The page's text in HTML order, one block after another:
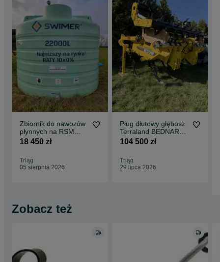
Zbiornik do nawozów
płynnych na RSM
Swimer Trank 22000l
18 450 zł
Trląg
05 sierpnia 2026
Pług dłutowy głębosz
Terraland BEDNAR
TN3000HD7R 2026
104 500 zł
Trląg
29 lipca 2026
Zobacz też